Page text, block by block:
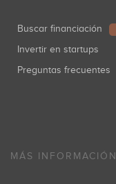
Buscar financiación
Invertir en startups
Preguntas frecuentes
MÁS INFORMACIÓN